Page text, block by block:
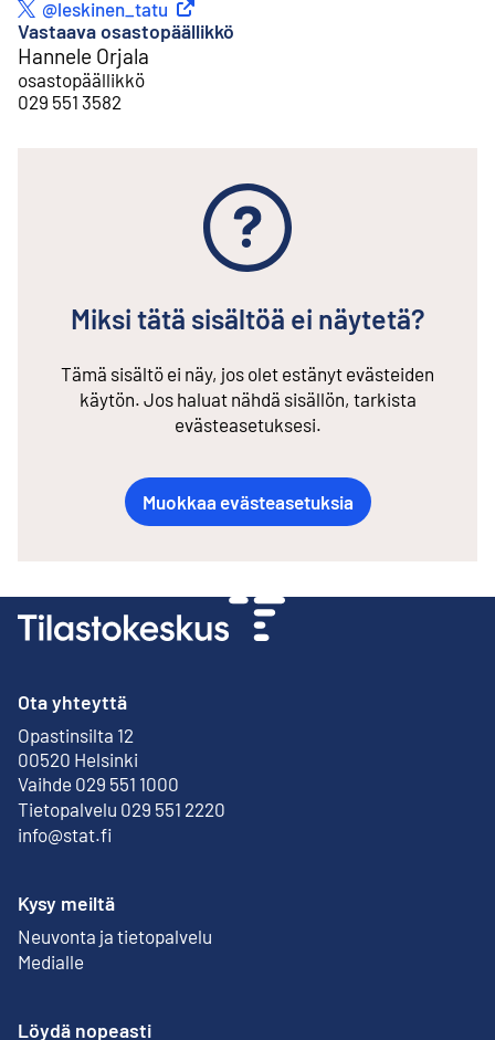
Ulkoinen linkkiTwitter
@leskinen_tatu
Vastaava osastopäällikkö
Hannele Orjala
osastopäällikkö
029 551 3582
Miksi tätä sisältöä ei näytetä?
Tämä sisältö ei näy, jos olet estänyt evästeiden
käytön. Jos haluat nähdä sisällön, tarkista
evästeasetuksesi.
Muokkaa evästeasetuksia
Ota yhteyttä
Opastinsilta 12
00520 Helsinki
Ulkoinen linkki
Vaihde 029 551 1000
Tietopalvelu 029 551 2220
info@stat.fi
Kysy meiltä
Neuvonta ja tietopalvelu
Medialle
Löydä nopeasti